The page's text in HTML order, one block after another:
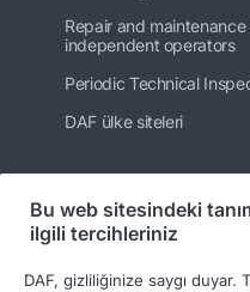
Repair and
independent operators
Periodic Technical
DAF ülke siteleri
Bizi takip edin
Bu web sitesindeki
ilgili tercihleriniz
DAF, gizliliğinize saygı duyar.